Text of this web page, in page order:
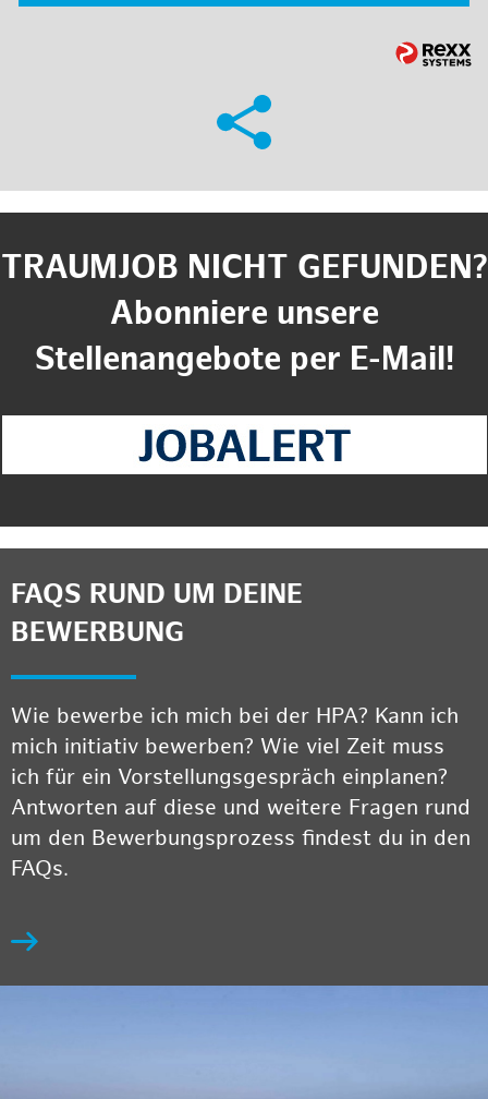
TRAUMJOB NICHT GEFUNDEN?
Abonniere unsere
Stellenangebote per E-Mail!
FAQS RUND UM DEINE
BEWERBUNG
Wie bewerbe ich mich bei der HPA? Kann ich
mich initiativ bewerben? Wie viel Zeit muss
ich für ein Vorstellungsgespräch einplanen?
Antworten auf diese und weitere Fragen rund
um den Bewerbungsprozess findest du in den
FAQs.